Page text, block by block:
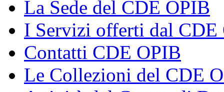
La Sede del CDE OPIB
I Servizi offerti dal CDE
Contatti CDE OPIB
Le Collezioni del CDE